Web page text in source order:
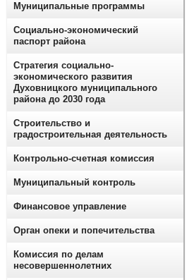
Муниципальные программы
Социально-экономический
паспорт района
Стратегия социально-
экономического развития
Духовницкого муниципального
района до 2030 года
Строительство и
градостроительная деятельность
Контрольно-счетная комиссия
Муниципальный контроль
Финансовое управление
Орган опеки и попечительства
Комиссия по делам
несовершеннолетних